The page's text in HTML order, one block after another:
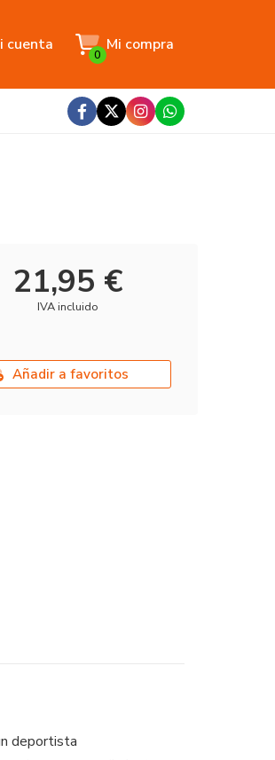
cuenta Mi compra
0
21,95 €
IVA incluido
Añadir a favoritos
deportista